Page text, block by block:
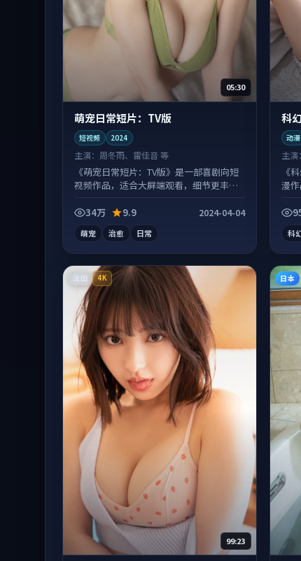
05:30
萌宠日常短片：TV版
短视频 2024
主演： 周冬雨、雷佳音 等
《萌宠日常短片：TV版》是一部喜剧向短
视频作品，适合大屏端观看，细节更丰
34万
9.9 2024-04-04
萌宠 治愈 日常
科
动漫
主演：
《
漫
科
法国 4K
99:23
日本